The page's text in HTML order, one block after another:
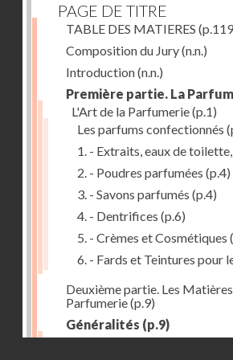
PAGE DE TITRE
TABLE DES MATIERES
Composition du Jury(n.n.)
Introduction(n.n.)
Première partie. La
L'Art de la Parfumerie(p.1)
Les parfums confectionnés
1. - Extraits, eaux de
2. - Poudres parfumées (p.4)
3. - Savons parfumés (p.4)
4. - Dentrifices (p.6)
5. - Crèmes et Cosmétiques
6. - Fards et Teintures pour
Deuxième partie. Les
Parfumerie(p.9)
Généralités (p.9)
Les parfums naturels(p.10)